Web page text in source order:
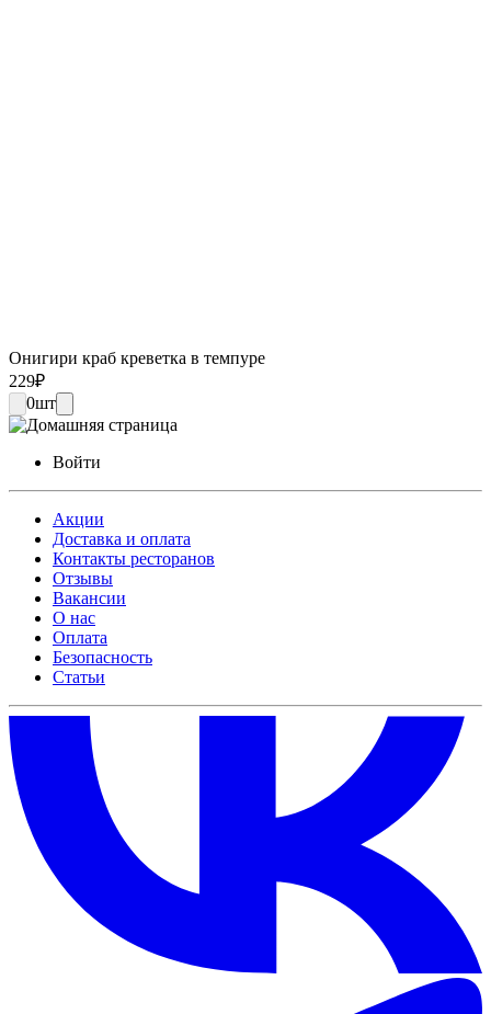
Онигири краб креветка в темпуре
229₽
0шт
Войти
Акции
Доставка и оплата
Контакты ресторанов
Отзывы
Вакансии
О нас
Оплата
Безопасность
Статьи